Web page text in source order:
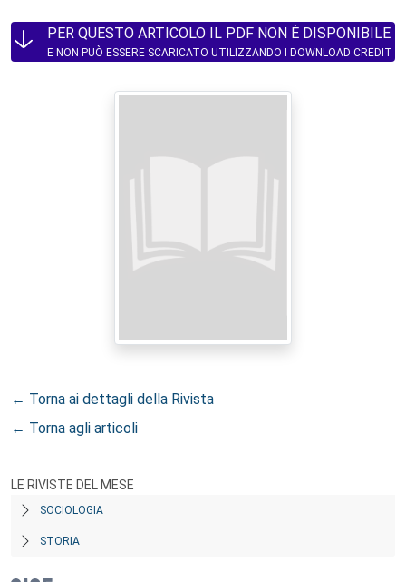
PER QUESTO ARTICOLO IL PDF NON È DISPONIBILE
E NON PUÒ ESSERE SCARICATO UTILIZZANDO I DOWNLOAD CREDIT
← Torna ai dettagli della Rivista
← Torna agli articoli
LE RIVISTE DEL MESE
SOCIOLOGIA
STORIA